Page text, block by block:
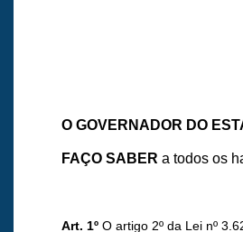
O GOVERNADOR DO
FAÇO SABER a todos os
Art. 1º O artigo 2º da Lei nº